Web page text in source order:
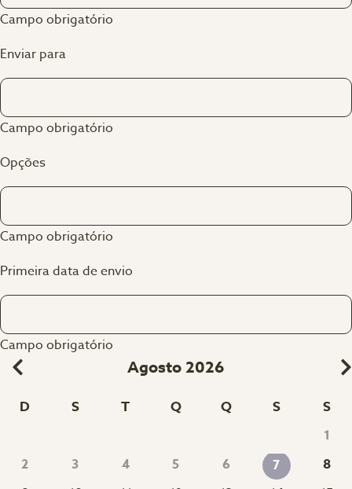
Campo obrigatório
Enviar para
Campo obrigatório
Opções
Campo obrigatório
Primeira data de envio
Campo obrigatório
Agosto 2026
D S T Q Q S S
1
2
3 4 5 6 7
8